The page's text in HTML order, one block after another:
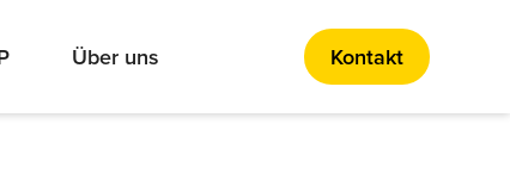
Über uns Kontakt